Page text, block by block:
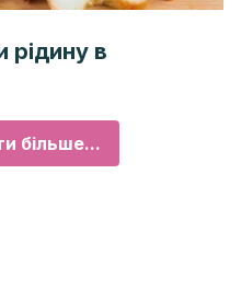
в
більше...